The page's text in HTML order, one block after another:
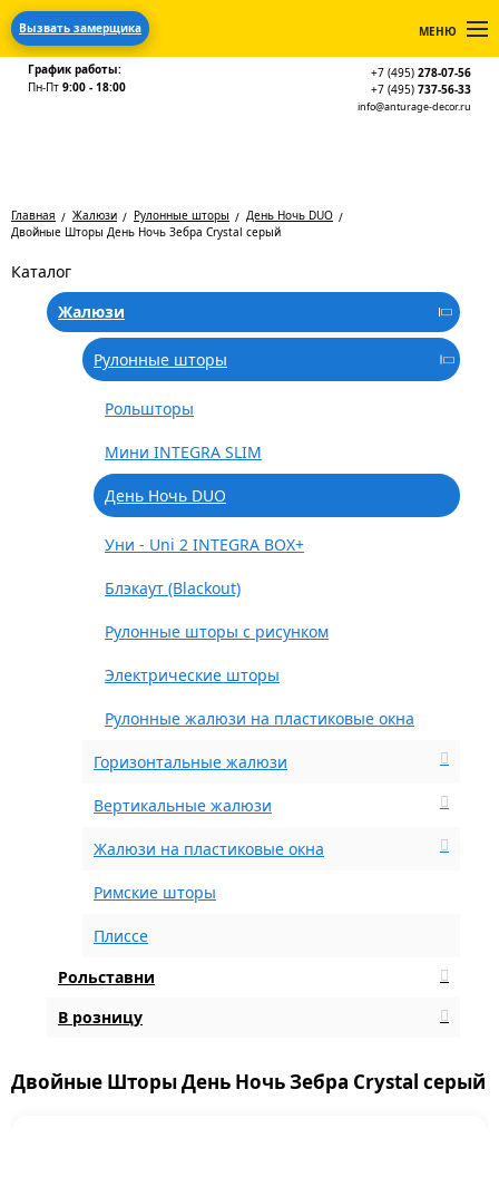
Вызвать замерщика МЕНЮ
График работы:
Пн-Пт 9:00 - 18:00
+7 (495) 278-07-56
+7 (495) 737-56-33
info@anturage-decor.ru
Главная Жалюзи Рулонные шторы
День Ночь DUO
Двойные Шторы День Ночь Зебра Crystal серый
Каталог
Жалюзи
Рулонные шторы
Рольшторы
Мини INTEGRA SLIM
День Ночь DUO
Уни - Uni 2 INTEGRA BOX+
Блэкаут (Blackout)
Рулонные шторы с рисунком
Электрические шторы
Рулонные жалюзи на пластиковые окна
Горизонтальные жалюзи
Вертикальные жалюзи
Жалюзи на пластиковые окна
Римские шторы
Плиссе
Рольставни
В розницу
Двойные Шторы День Ночь Зебра Crystal серый